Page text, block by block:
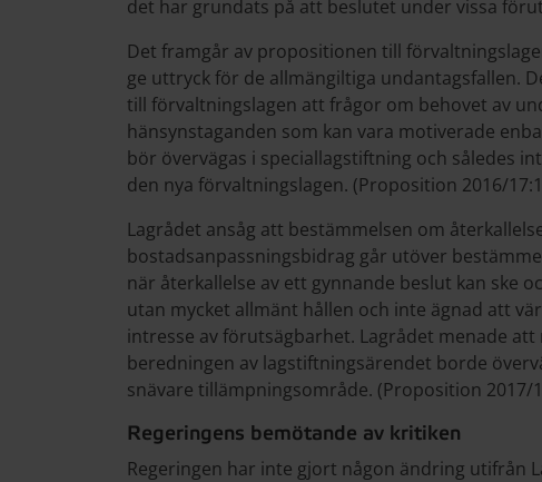
det har grundats på att beslutet under vissa
Det framgår av propositionen till
ge uttryck för de allmängiltiga undantagsfallen.
till förvaltningslagen att frågor om behovet av
hänsynstaganden som kan vara motiverade
bör övervägas i speciallagstiftning och således
den nya förvaltningslagen. (Proposition 2016/
Lagrådet ansåg att bestämmelsen om
bostadsanpassningsbidrag går utöver
när återkallelse av ett gynnande beslut kan ske
utan mycket allmänt hållen och inte ägnad att
intresse av förutsägbarhet. Lagrådet menade
beredningen av lagstiftningsärendet borde
snävare tillämpningsområde. (Proposition 2017/
Regeringens bemötande av kritiken
Regeringen har inte gjort någon ändring utifrån